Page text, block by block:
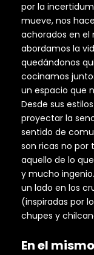
por la
mueve, nos
achorados en el
abordamos la
quedándonos
cocinamos
un espacio que
Desde sus
proyectar la
sentido de
son ricas no por
aquello de lo
y mucho
un lado en los
(inspiradas por
chupes y
En el